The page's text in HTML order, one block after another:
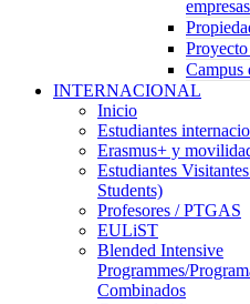
empresas
Campus
INTERNACIONAL
Inicio
Estudiantes
Erasmus+ y
Estudiantes
Students)
Profesores / PTGAS
EULiST
Blended Intensive
Programmes/
Combinados